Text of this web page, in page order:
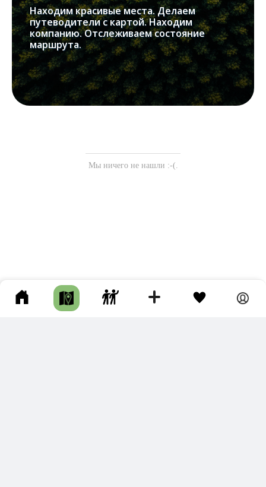
Находим красивые места. Делаем
путеводители с картой. Находим
компанию. Отслеживаем состояние
маршрута.
Мы ничего не нашли :-(.